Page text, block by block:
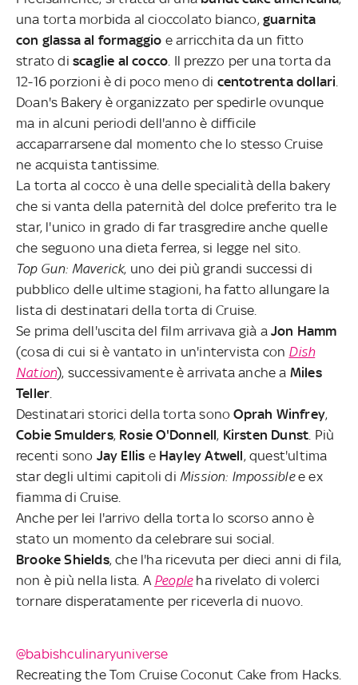
una torta morbida al cioccolato bianco, guarnita
con glassa al formaggio e arricchita da un fitto
strato di scaglie al cocco . Il prezzo per una torta da
12-16 porzioni è di poco meno di centotrenta dollari
Doan's Bakery è organizzato per spedirle ovunque
ma in alcuni periodi dell'anno è difficile
accaparrarsene dal momento che lo stesso Cruise
ne acquista tantissime.
La torta al cocco è una delle specialità della bakery
che si vanta della paternità del dolce preferito tra le
star, l'unico in grado di far trasgredire anche quelle
che seguono una dieta ferrea, si legge nel sito.
Top Gun: Maverick, uno dei più grandi successi di
pubblico delle ultime stagioni, ha fatto allungare la
lista di destinatari della torta di Cruise.
Se prima dell'uscita del film arrivava già a Jon Hamm
(cosa di cui si è vantato in un'intervista con Dish
Nation), successivamente è arrivata anche a Miles
Teller
Destinatari storici della torta sonoOprah Winfrey,
Cobie Smulders, Rosie O'Donnell, Kirsten Dunst . Più
recenti sono Jay Ellis e Hayley Atwell, quest'ultima
star degli ultimi capitoli di Mission: Impossiblee ex
fiamma di Cruise.
Anche per lei l'arrivo della torta lo scorso anno è
stato un momento da celebrare sui social.
Brooke Shields, che l'ha ricevuta per dieci anni di fila,
non è più nella lista. A People ha rivelato di volerci
tornare disperatamente per riceverla di nuovo.
@babishculinaryuniverse
Recreating the Tom Cruise Coconut Cake from Hacks.